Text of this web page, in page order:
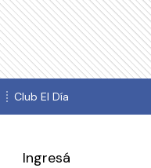
Club El Día
Ingresá